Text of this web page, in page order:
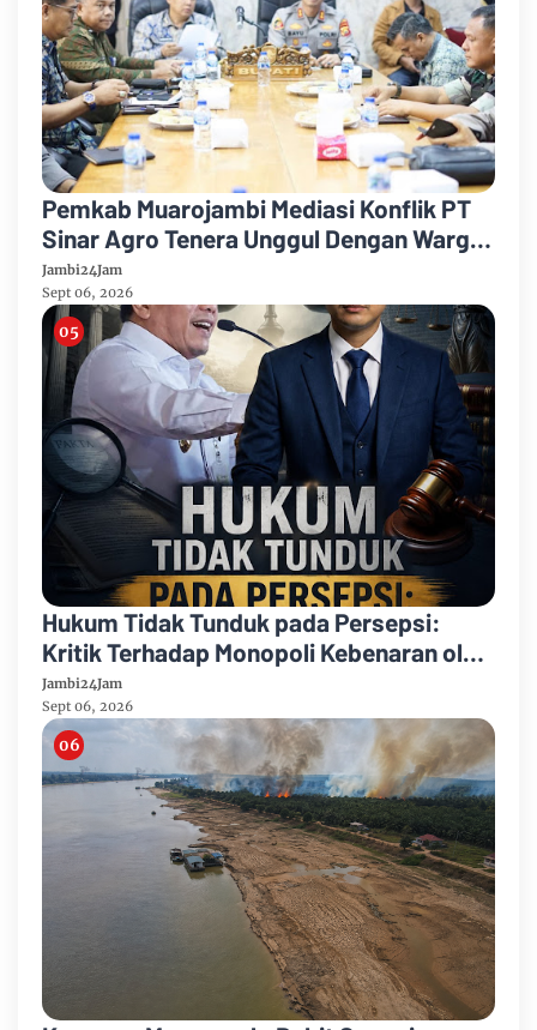
Pemkab Muarojambi Mediasi Konflik PT
Sinar Agro Tenera Unggul Dengan Warga
Sipin Teluk Duren
Jambi24Jam
Sept 06, 2026
Hukum Tidak Tunduk pada Persepsi:
Kritik Terhadap Monopoli Kebenaran oleh
Media dan Aktivis
Jambi24Jam
Sept 06, 2026